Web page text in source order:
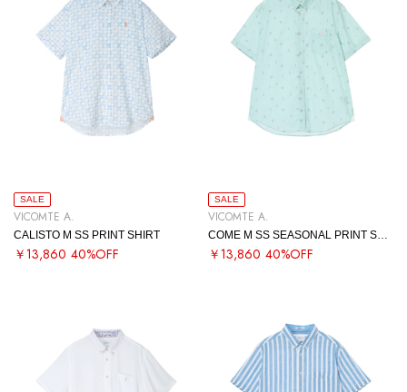
SALE
VICOMTE A.
CALISTO M SS PRINT SHIRT
￥13,860 40%OFF
SALE
VICOMTE A.
￥13,860 40%OFF